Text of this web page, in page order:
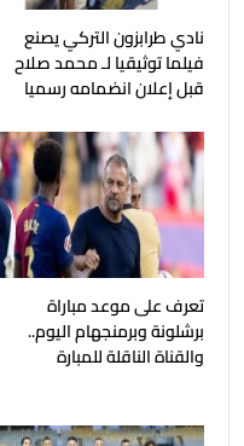
نادي طرابزون التركي يصنع
فيلما توثيقيا لـ محمد صلاح
قبل إعلان انضمامه رسميا
تعرف على موعد مباراة
برشلونة وبرمنجهام اليوم..
والقناة الناقلة للمبارة